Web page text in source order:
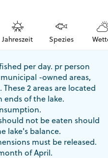
Jahreszeit Spezies
per day. pr person
-owned areas,
2 areas are located
ends of the lake.
not be eaten should
lake's balance.
must be released.
of April.